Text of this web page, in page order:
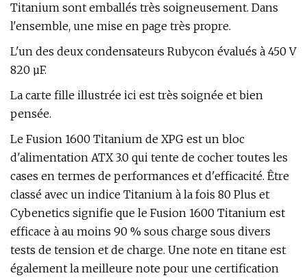
Titanium sont emballés très soigneusement. Dans
l'ensemble, une mise en page très propre.
L'un des deux condensateurs Rubycon évalués à 450 V
820 µF.
La carte fille illustrée ici est très soignée et bien
pensée.
Le Fusion 1600 Titanium de XPG est un bloc
d'alimentation ATX 3.0 qui tente de cocher toutes les
cases en termes de performances et d'efficacité. Être
classé avec un indice Titanium à la fois 80 Plus et
Cybenetics signifie que le Fusion 1600 Titanium est
efficace à au moins 90 % sous charge sous divers
tests de tension et de charge. Une note en titane est
également la meilleure note pour une certification